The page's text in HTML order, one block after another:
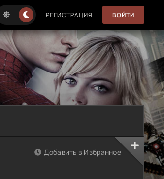
РЕГИСТРАЦИЯ ВОЙТИ
Добавить в Избранное